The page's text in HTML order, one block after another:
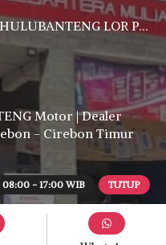
08:00 - 17:00 WIB TUTUP
gebang cirebon Gebang udik cirebon Ciledug cirebon Karang wareng cirebon
Motor | Dealer
- Cirebon Timur